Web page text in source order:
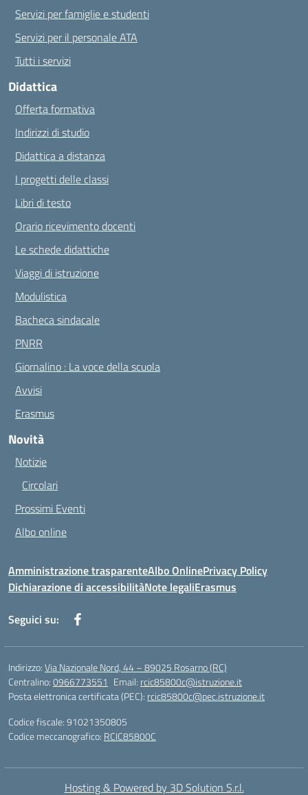
Servizi per famiglie e studenti
Servizi per il personale ATA
Tutti i servizi
Didattica
Offerta formativa
Indirizzi di studio
Didattica a distanza
I progetti delle classi
Libri di testo
Orario ricevimento docenti
Le schede didattiche
Viaggi di istruzione
Modulistica
Bacheca sindacale
PNRR
Giornalino : La voce della scuola
Avvisi
Erasmus
Novità
Notizie
Circolari
Prossimi Eventi
Albo online
Amministrazione trasparenteAlbo OnlinePrivacy Policy
Dichiarazione di accessibilitàNote legaliErasmus
Seguici su:
Indirizzo:Via Nazionale Nord, 44 – 89025 Rosarno (RC)
Centralino:0966773551 Email: rcic85800c@istruzione.it
Posta elettronica certificata (PEC): rcic85800c@pec.istruzione.it
Codice fiscale: 91021350805
Codice meccanografico: RCIC85800C
Hosting & Powered by 3D Solution S.r.l.